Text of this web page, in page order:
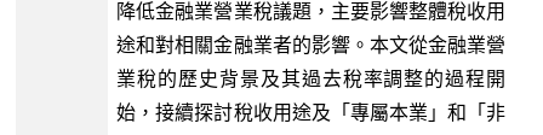
降低金融業營業稅議題，主要影響整體稅收用
途和對相關金融業者的影響。本文從金融業營
業稅的歷史背景及其過去稅率調整的過程開
始，接續探討稅收用途及「專屬本業」和「非